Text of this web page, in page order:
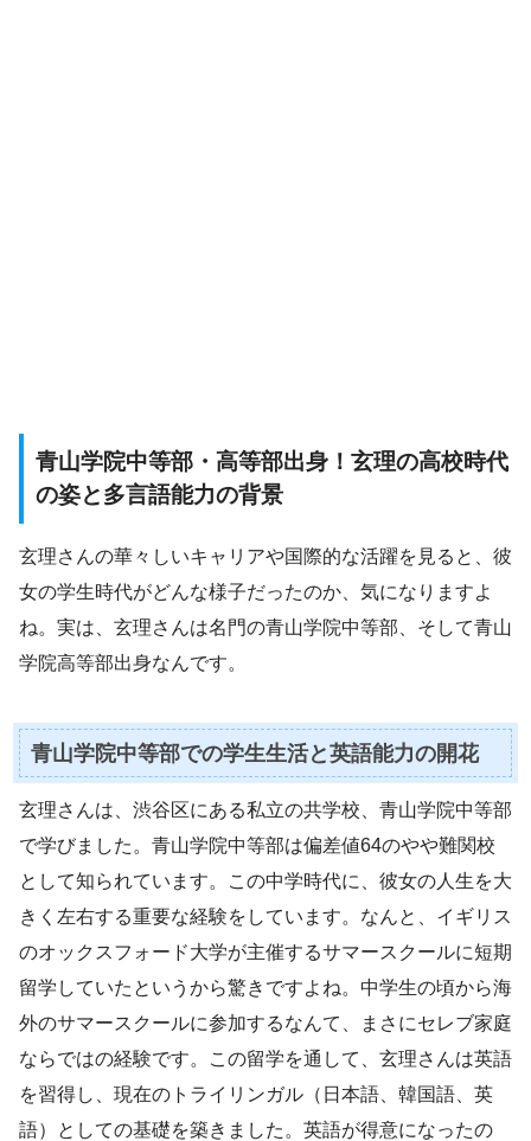
青山学院中等部・高等部出身！玄理の高校時代
の姿と多言語能力の背景
玄理さんの華々しいキャリアや国際的な活躍を見ると、彼
女の学生時代がどんな様子だったのか、気になりますよ
ね。実は、玄理さんは名門の青山学院中等部、そして青山
学院高等部出身なんです。
青山学院中等部での学生生活と英語能力の開花
玄理さんは、渋谷区にある私立の共学校、青山学院中等部
で学びました。青山学院中等部は偏差値64のやや難関校
として知られています。この中学時代に、彼女の人生を大
きく左右する重要な経験をしています。なんと、イギリス
のオックスフォード大学が主催するサマースクールに短期
留学していたというから驚きですよね。中学生の頃から海
外のサマースクールに参加するなんて、まさにセレブ家庭
ならではの経験です。この留学を通して、玄理さんは英語
を習得し、現在のトライリンガル（日本語、韓国語、英
語）としての基礎を築きました。英語が得意になったの